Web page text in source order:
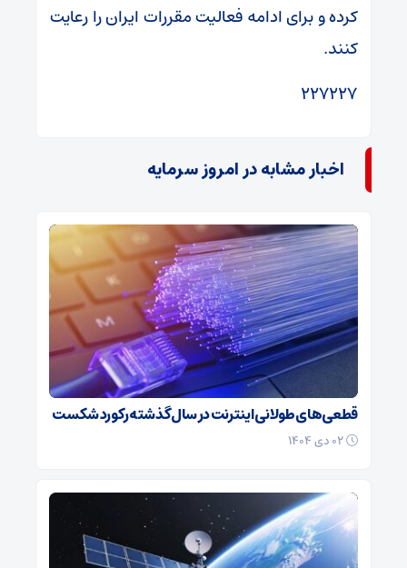
کرده و برای ادامه فعالیت مقررات ایران را رعایت
کنند.
۲۲۷۲۲۷
اخبار مشابه در امروز سرمایه
قطعی‌های طولانی اینترنت در سال گذشته رکورد شکست